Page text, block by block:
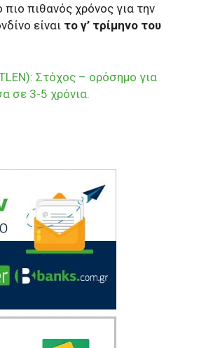
πιο πιθανός χρόνος για την
είναι το γ’ τρίμηνο του
Στόχος – ορόσημο για
σε 3-5 χρόνια.